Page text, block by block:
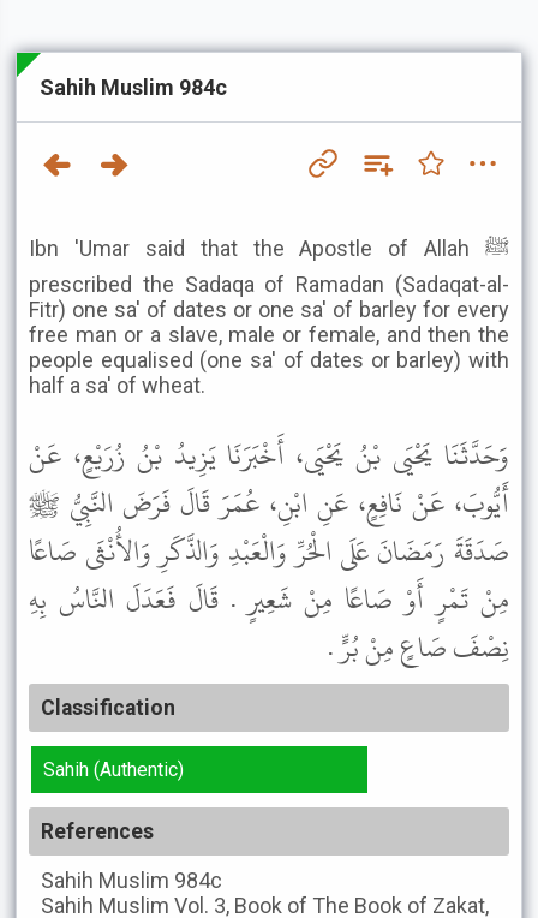
Sahih Muslim 984c
Ibn 'Umar said that the Apostle of Allah ﷺ
prescribed the Sadaqa of Ramadan (Sadaqat-al-
Fitr) one sa' of dates or one sa' of barley for every
free man or a slave, male or female, and then the
people equalised (one sa' of dates or barley) with
half a sa' of wheat.
وَحَدَّثَنَا يَحْيَى بْنُ يَحْيَى، أَخْبَرَنَا يَزِيدُ بْنُ زُرَيْعٍ، عَنْ
أَيُّوبَ، عَنْ نَافِعٍ، عَنِ ابْنِ، عُمَرَ قَالَ فَرَضَ النَّبِيُّ ﷺ
صَدَقَةَ رَمَضَانَ عَلَى الْحُرِّ وَالْعَبْدِ وَالذَّكَرِ وَالأُنْثَى صَاعًا
مِنْ تَمْرٍ أَوْ صَاعًا مِنْ شَعِيرٍ . قَالَ فَعَدَلَ النَّاسُ بِهِ
نِصْفَ صَاعٍ مِنْ بُرٍّ .
Classification
Sahih (Authentic)
References
Sahih Muslim 984c
Sahih Muslim Vol. 3, Book of The Book of Zakat,